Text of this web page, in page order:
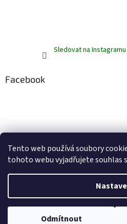
Tento web používá soubory
tohoto webu vyjadřujete souhlas
Odmítnout
Sledovat na Instagramu
Facebook
Copyright 2026ZelenáZebra.cz.